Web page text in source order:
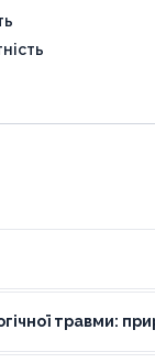
травми: